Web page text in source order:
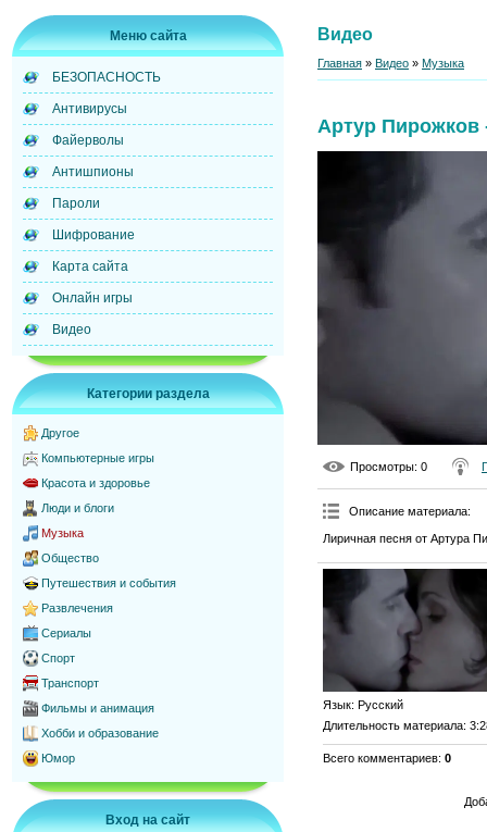
Меню сайта
БЕЗОПАСНОСТЬ
Антивирусы
Файерволы
Антишпионы
Пароли
Шифрование
Карта сайта
Онлайн игры
Видео
Категории раздела
Другое
Компьютерные игры
Красота и здоровье
Люди и блоги
Музыка
Общество
Путешествия и события
Развлечения
Сериалы
Спорт
Транспорт
Фильмы и анимация
Хобби и образование
Юмор
Вход на сайт
Видео
Главная » Видео » Музыка
Артур Пирожков
Просмотры: 0
Описание материала:
Лиричная песня от Артура
Язык: Русский
Длительность материала:
Всего комментариев: 0